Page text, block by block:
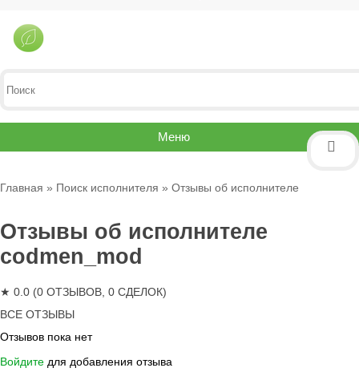
Меню
Главная » Поиск исполнителя » Отзывы об исполнителе
Отзывы об исполнителе
codmen_mod
★ 0.0 (0 ОТЗЫВОВ, 0 СДЕЛОК)
ВСЕ ОТЗЫВЫ
Отзывов пока нет
Войдите для добавления отзыва